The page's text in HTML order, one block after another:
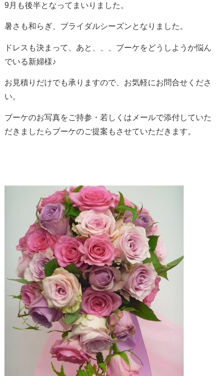
9月も後半となってまいりました。
暑さも和らぎ、ブライダルシーズンとなりました。
ドレスも決まって、あと、、、ブーケをどうしようか悩ん
でいる新婦様♪
お見積りだけでも承りますので、お気軽にお問合せくださ
い。
ブーケのお写真をご持参・若しくはメールで添付していた
だきましたらブーケのご提案もさせていただきます。